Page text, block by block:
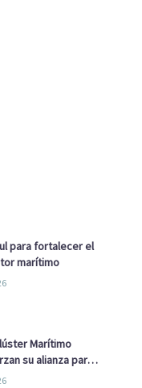
para fortalecer el
marítimo
Marítimo
su alianza para
Nacional